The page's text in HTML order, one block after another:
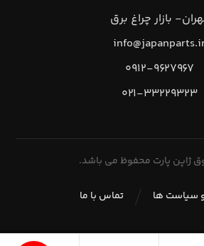
بازار چراغ برق
۰۹۱۲-۹۶۲۷۹۶۷
۰۲۱-۳۳۲۲۹۳۲۳
ژاپن پارت محفوظ می باشد.
تماس با ما سیاست ها